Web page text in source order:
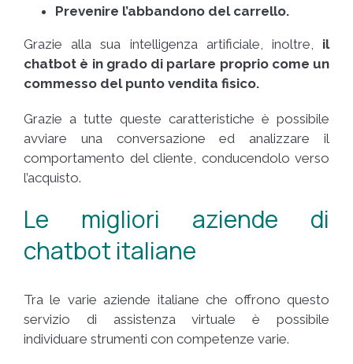
Prevenire l’abbandono del carrello.
Grazie alla sua intelligenza artificiale, inoltre,
il
chatbot è in grado di parlare proprio come un
commesso del punto vendita fisico.
Grazie a tutte queste caratteristiche è possibile
avviare una conversazione ed analizzare il
comportamento del cliente, conducendolo verso
l’acquisto.
Le migliori aziende di
chatbot italiane
Tra le varie aziende italiane che offrono questo
servizio di assistenza virtuale è possibile
individuare strumenti con competenze varie.